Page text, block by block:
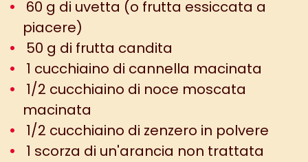
60 g di uvetta (o frutta essiccata a
piacere)
50 g di frutta candita
1 cucchiaino di cannella macinata
1/2 cucchiaino di noce moscata
macinata
1/2 cucchiaino di zenzero in polvere
1 scorza di un'arancia non trattata